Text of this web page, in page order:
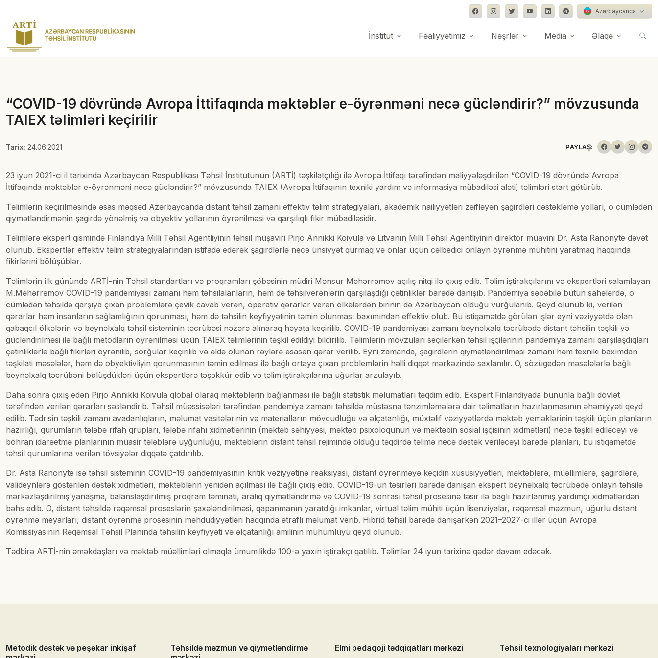
Azərbaycanca
İnstitut Fəaliyyətimiz Nəşrlər Media Əlaqə
“COVID-19 dövründə Avropa İttifaqında məktəblər e-öyrənməni necə gücləndirir?” mövzusunda
TAIEX təlimləri keçirilir
Tarix: 24.06.2021 PAYLAŞ:
23 iyun 2021-ci il tarixində Azərbaycan Respublikası Təhsil İnstitutunun (ARTİ) təşkilatçılığı ilə Avropa İttifaqı tərəfindən maliyyələşdirilən “COVID-19 dövründə Avropa
İttifaqında məktəblər e-öyrənməni necə gücləndirir?” mövzusunda TAIEX (Avropa İttifaqının texniki yardım və informasiya mübadiləsi aləti) təlimləri start götürüb.
Təlimlərin keçirilməsində əsas məqsəd Azərbaycanda distant təhsil zamanı effektiv təlim strategiyaları, akademik nailiyyətləri zəifləyən şagirdləri dəstəkləmə yolları, o cümlədən
qiymətləndirmənin şagirdə yönəlmiş və obyektiv yollarının öyrənilməsi və qarşılıqlı fikir mübadiləsidir.
Təlimlərə ekspert qismində Finlandiya Milli Təhsil Agentliyinin təhsil müşaviri Pirjo Annikki Koivula və Litvanın Milli Təhsil Agentliyinin direktor müavini Dr. Asta Ranonyte dəvət
olunub. Ekspertlər effektiv təlim strategiyalarından istifadə edərək şagirdlərlə necə ünsiyyət qurmaq və onlar üçün cəlbedici onlayn öyrənmə mühitini yaratmaq haqqında
fikirlərini bölüşüblər.
Təlimlərin ilk günündə ARTİ-nin Təhsil standartları və proqramları şöbəsinin müdiri Mənsur Məhərrəmov açılış nitqi ilə çıxış edib. Təlim iştirakçılarını və ekspertləri salamlayan
M.Məhərrəmov COVID-19 pandemiyası zamanı həm təhsilalanların, həm də təhsilverənlərin qarşılaşdığı çətinliklər barədə danışıb. Pandemiya səbəbilə bütün sahələrdə, o
cümlədən təhsildə qarşıya çıxan problemlərə çevik cavab verən, operativ qərarlar verən ölkələrdən birinin də Azərbaycan olduğu vurğulanıb. Qeyd olunub ki, verilən
qərarlar həm insanların sağlamlığının qorunması, həm də təhsilin keyfiyyətinin təmin olunması baxımından effektiv olub. Bu istiqamətdə görülən işlər eyni vəziyyətdə olan
qabaqcıl ölkələrin və beynəlxalq təhsil sisteminin təcrübəsi nəzərə alınaraq həyata keçirilib. COVID-19 pandemiyası zamanı beynəlxalq təcrübədə distant təhsilin təşkili və
gücləndirilməsi ilə bağlı metodların öyrənilməsi üçün TAIEX təlimlərinin təşkil edildiyi bildirilib. Təlimlərin mövzuları seçilərkən təhsil işçilərinin pandemiya zamanı qarşılaşdıqları
çətinliklərlə bağlı fikirləri öyrənilib, sorğular keçirilib və əldə olunan rəylərə əsasən qərar verilib. Eyni zamanda, şagirdlərin qiymətləndirilməsi zamanı həm texniki baxımdan
təşkilati məsələlər, həm də obyektivliyin qorunmasının təmin edilməsi ilə bağlı ortaya çıxan problemlərin həlli diqqət mərkəzində saxlanılır. O, sözügedən məsələlərlə bağlı
beynəlxalq təcrübəni bölüşdükləri üçün ekspertlərə təşəkkür edib və təlim iştirakçılarına uğurlar arzulayıb.
Daha sonra çıxış edən Pirjo Annikki Koivula qlobal olaraq məktəblərin bağlanması ilə bağlı statistik məlumatları təqdim edib. Ekspert Finlandiyada bununla bağlı dövlət
tərəfindən verilən qərarları səsləndirib. Təhsil müəssisələri tərəfindən pandemiya zamanı təhsildə müstəsna tənzimləmələrə dair təlimatların hazırlanmasının əhəmiyyəti qeyd
edilib. Tədrisin təşkili zamanı avadanlıqların, məlumat vasitələrinin və materialların mövcudluğu və əlçatanlığı, müxtəlif vəziyyətlərdə məktəb yeməklərinin təşkili üçün planların
hazırlığı, qurumların tələbə rifah qrupları, tələbə rifahı xidmətlərinin (məktəb səhiyyəsi, məktəb psixoloqunun və məktəbin sosial işçisinin xidmətləri) necə təşkil ediləcəyi və
böhran idarəetmə planlarının müasir tələblərə uyğunluğu, məktəblərin distant təhsil rejimində olduğu təqdirdə təlimə necə dəstək veriləcəyi barədə planları, bu istiqamətdə
təhsil qurumlarına verilən tövsiyələr diqqətə çatdırılıb.
Dr. Asta Ranonyte isə təhsil sisteminin COVID-19 pandemiyasının kritik vəziyyətinə reaksiyası, distant öyrənməyə keçidin xüsusiyyətləri, məktəblərə, müəllimlərə, şagirdlərə,
valideynlərə göstərilən dəstək xidmətləri, məktəblərin yenidən açılması ilə bağlı çıxış edib. COVID-19-un təsirləri barədə danışan ekspert beynəlxalq təcrübədə onlayn təhsilə
mərkəzləşdirilmiş yanaşma, balanslaşdırılmış proqram təminatı, aralıq qiymətləndirmə və COVID-19 sonrası təhsil prosesinə təsir ilə bağlı hazırlanmış yardımçı xidmətlərdən
bəhs edib. O, distant təhsildə rəqəmsal proseslərin şaxələndirilməsi, qapanmanın yaratdığı imkanlar, virtual təlim mühiti üçün lisenziyalar, rəqəmsal məzmun, uğurlu distant
öyrənmə meyarları, distant öyrənmə prosesinin məhdudiyyətləri haqqında ətraflı məlumat verib. Hibrid təhsil barədə danışarkən 2021–2027-ci illər üçün Avropa
Komissiyasının Rəqəmsal Təhsil Planında təhsilin keyfiyyəti və əlçatanlığı amilinin mühümlüyü qeyd olunub.
Tədbirə ARTİ-nin əməkdaşları və məktəb müəllimləri olmaqla ümumilikdə 100-ə yaxın iştirakçı qatılıb. Təlimlər 24 iyun tarixinə qədər davam edəcək.
Metodik dəstək və peşəkar inkişaf
Təhsildə məzmun və qiymətləndirmə
Elmi pedaqoji tədqiqatları mərkəzi Təhsil texnologiyaları mərkəzi